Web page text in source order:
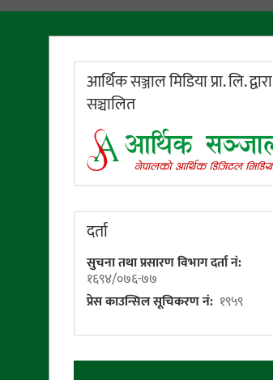
आर्थिक सञ्जाल मिडिया प्रा. लि. द्वारा
सञ्चालित
दर्ता
सुचना तथा प्रसारण विभाग दर्ता नं:
१६९४/०७६-७७
प्रेस काउन्सिल सूचिकरण नं: १९५९